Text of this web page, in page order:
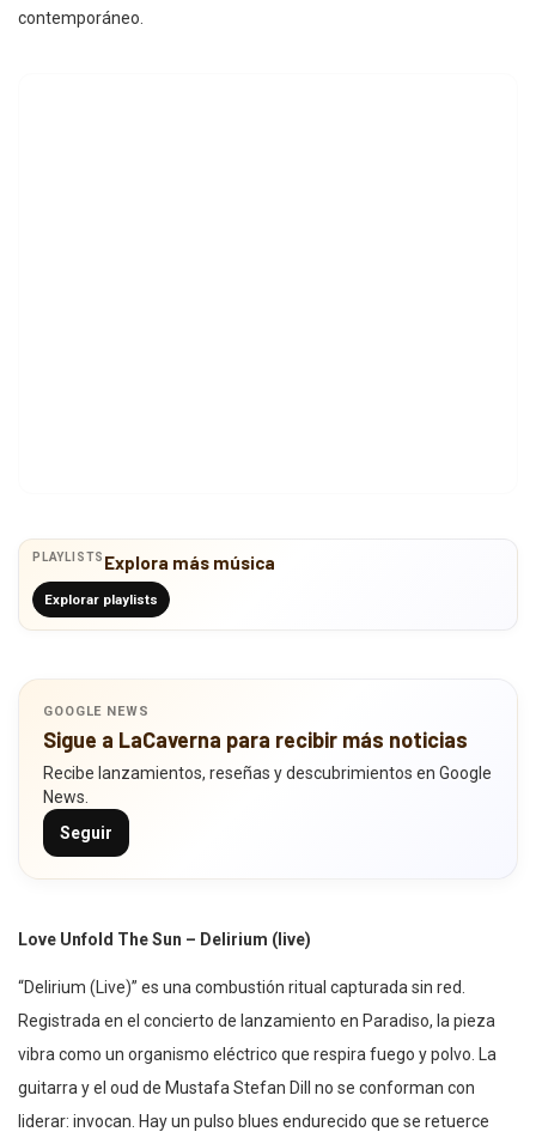
contemporáneo.
PLAYLISTS Explora más música
Explorar playlists
GOOGLE NEWS
Sigue a LaCaverna para recibir más noticias
Recibe lanzamientos, reseñas y descubrimientos en Google
News.
Seguir
Love Unfold The Sun – Delirium (live)
“Delirium (Live)” es una combustión ritual capturada sin red.
Registrada en el concierto de lanzamiento en Paradiso, la pieza
vibra como un organismo eléctrico que respira fuego y polvo. La
guitarra y el oud de Mustafa Stefan Dill no se conforman con
liderar: invocan. Hay un pulso blues endurecido que se retuerce